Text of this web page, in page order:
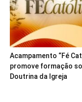
Acampamento “Fé
promove formação
Doutrina da Igreja